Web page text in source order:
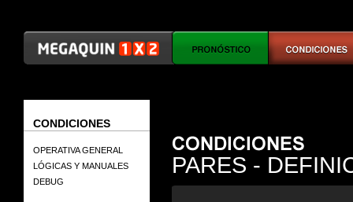
CONDICIONES
OPERATIVA GENERAL
LÓGICAS Y MANUALES
DEBUG
PARES -